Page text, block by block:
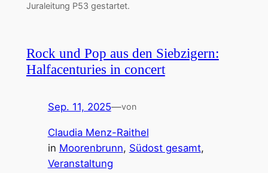
Juraleitung P53 gestartet.
Rock und Pop aus den Siebzigern:
Halfacenturies in concert
Sep. 11, 2025—von
Claudia Menz-Raithel
in Moorenbrunn, Südost gesamt
Veranstaltung